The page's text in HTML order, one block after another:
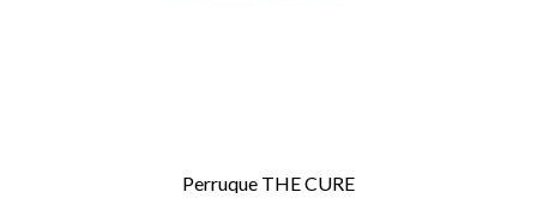
Perruque THE CURE